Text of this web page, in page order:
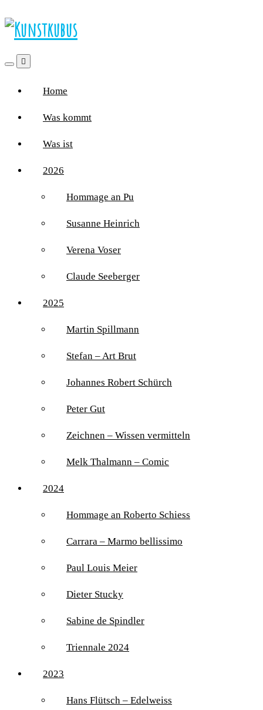
Home
Was kommt
Was ist
2026
Hommage an Pu
Susanne Heinrich
Verena Voser
Claude Seeberger
2025
Martin Spillmann
Stefan – Art Brut
Johannes Robert Schürch
Peter Gut
Zeichnen – Wissen vermitteln
Melk Thalmann – Comic
2024
Hommage an Roberto Schiess
Carrara – Marmo bellissimo
Paul Louis Meier
Dieter Stucky
Sabine de Spindler
Triennale 2024
2023
Hans Flütsch – Edelweiss